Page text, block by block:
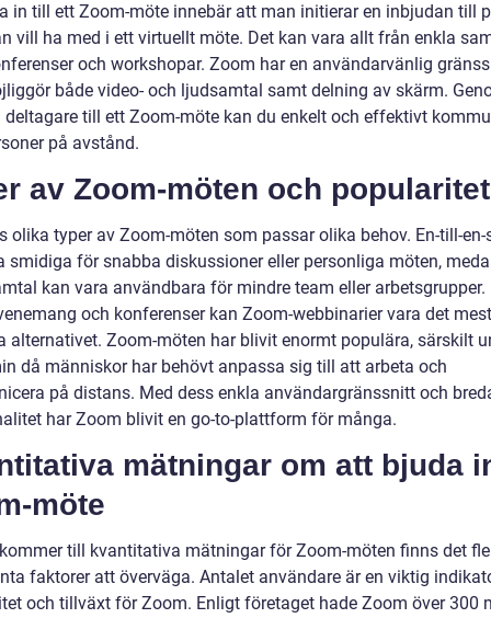
in till ett Zoom-möte innebär att man initierar en inbjudan till
vill ha med i ett virtuellt möte. Det kan vara allt från enkla
och workshopar. Zoom har en användarvänlig
både video- och ljudsamtal samt delning av skärm.
deltagare till ett Zoom-möte kan du enkelt och effektivt
på avstånd.
av Zoom-möten och popularitet
olika typer av Zoom-möten som passar olika behov. En-till-
smidiga för snabba diskussioner eller personliga möten,
kan vara användbara för mindre team eller arbetsgrupper.
och konferenser kan Zoom-webbinarier vara det mest
alternativet. Zoom-möten har blivit enormt populära, särskilt
då människor har behövt anpassa sig till att arbeta och
på distans. Med dess enkla användargränssnitt och
har Zoom blivit en go-to-plattform för många.
mätningar om att bjuda
möte
till kvantitativa mätningar för Zoom-möten finns det
faktorer att överväga. Antalet användare är en viktig
och tillväxt för Zoom. Enligt företaget hade Zoom över 300